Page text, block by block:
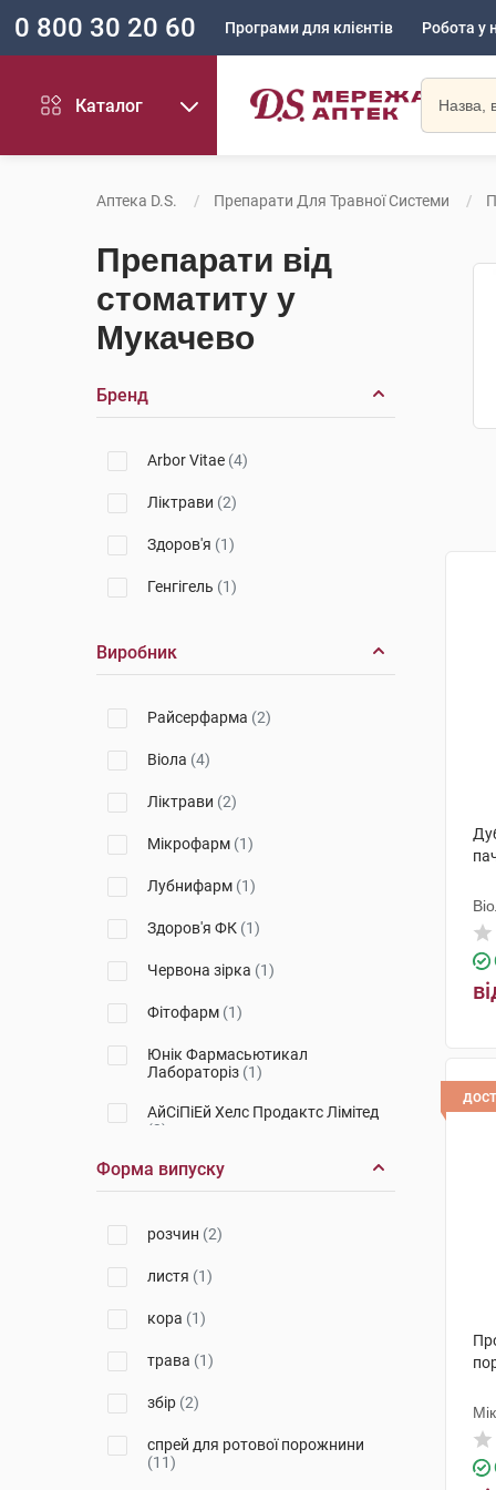
0 800 30 20 60 Програми для клієнтів Робота у
Каталог
Аптека D.S. Препарати Для Травної Системи
Препарати від
стоматиту у
Мукачево
Бренд
Arbor Vitae (4)
Ліктрави (2)
Здоров'я (1)
Генгігель (1)
Виробник
Райсерфарма (2)
Віола (4)
Ліктрави (2)
Мікрофарм (1)
Лубнифарм (1)
Здоров'я ФК (1)
Червона зірка (1)
Фітофарм (1)
Юнік Фармасьютикал
Лабораторіз (1)
АйСіПіЕй Хелс Продактc Лімітед
(3)
Абді Ібрахім Ілач Санаї ве
Тіджарет(2)
Стада Арцнайміттель
Фітофарм Кленка
Ай-Сі-Ен Польфа Жешув
Лабораторіум Санітатіс, С.Л.
Фармак
Дарниця ФФ(2)
Форма випуску
розчин (2)
листя (1)
кора (1)
трава (1)
збір (2)
спрей для ротової порожнини
(11)